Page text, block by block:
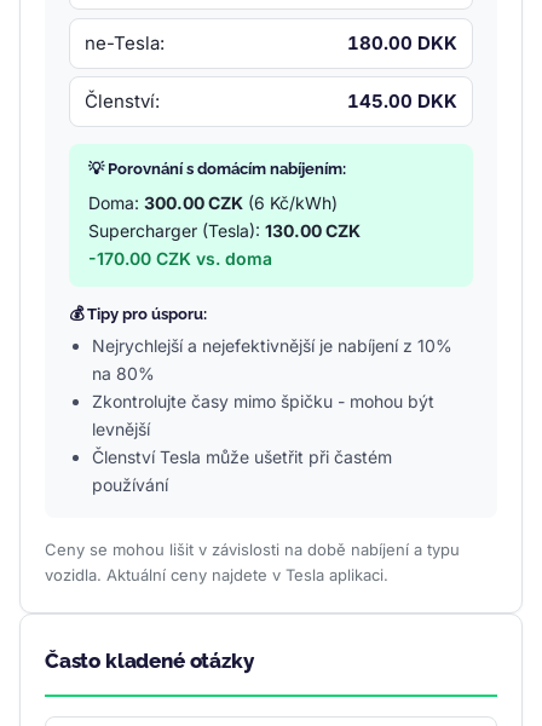
ne-Tesla: 180.00 DKK
Členství: 145.00 DKK
💡 Porovnání s domácím nabíjením:
Doma: 300.00 CZK (6 Kč/kWh)
Supercharger (Tesla): 130.00 CZK
-170.00 CZK vs. doma
💰 Tipy pro úsporu:
Nejrychlejší a nejefektivnější je nabíjení z 10%
na 80%
Zkontrolujte časy mimo špičku - mohou být
levnější
Členství Tesla může ušetřit při častém
používání
Ceny se mohou lišit v závislosti na době nabíjení a typu
vozidla. Aktuální ceny najdete v Tesla aplikaci.
Často kladené otázky